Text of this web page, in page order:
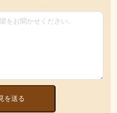
を送る